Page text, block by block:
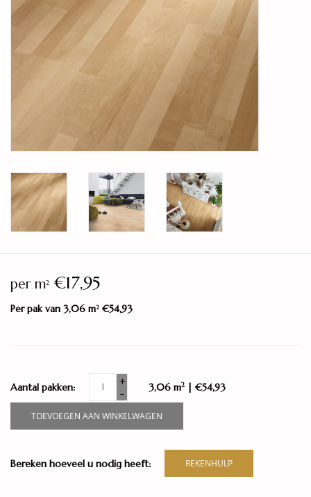
Legservice
per m2 €17,95
Per pak van 3,06 m2 €54,93
Aantal pakken:
+
-
3,06 m2 | €54,93
TOEVOEGEN AAN WINKELWAGEN
Bereken hoeveel u nodig heeft: REKENHULP